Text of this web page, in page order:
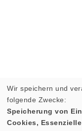
Wir speichern und
folgende Zwecke:
Speicherung von
Cookies,